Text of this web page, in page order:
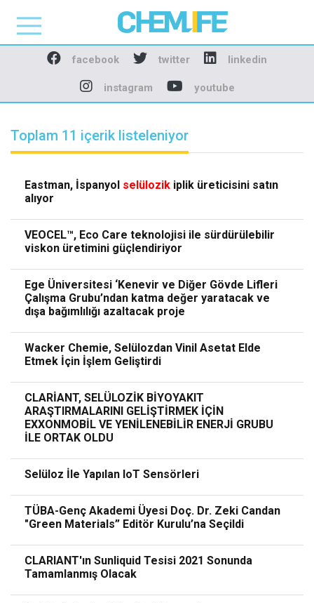
Chemlife - Basılı ve
facebook twitter linkedin
instagram youtube
Toplam 11 içerik listeleniyor
Eastman, İspanyol selülozik iplik üreticisini satın
alıyor
VEOCEL™, Eco Care teknolojisi ile sürdürülebilir
viskon üretimini güçlendiriyor
Ege Üniversitesi ‘Kenevir ve Diğer Gövde Lifleri
Çalışma Grubu’ndan katma değer yaratacak ve
dışa bağımlılığı azaltacak proje
Wacker Chemie, Selülozdan Vinil Asetat Elde
Etmek İçin İşlem Geliştirdi
CLARİANT, SELÜLOZİK BİYOYAKIT
ARAŞTIRMALARINI GELİŞTİRMEK İÇİN
EXXONMOBİL VE YENİLENEBİLİR ENERJİ GRUBU
İLE ORTAK OLDU
Selüloz İle Yapılan IoT Sensörleri
TÜBA-Genç Akademi Üyesi Doç. Dr. Zeki Candan
"Green Materials” Editör Kurulu’na Seçildi
CLARIANT'ın Sunliquid Tesisi 2021 Sonunda
Tamamlanmış Olacak